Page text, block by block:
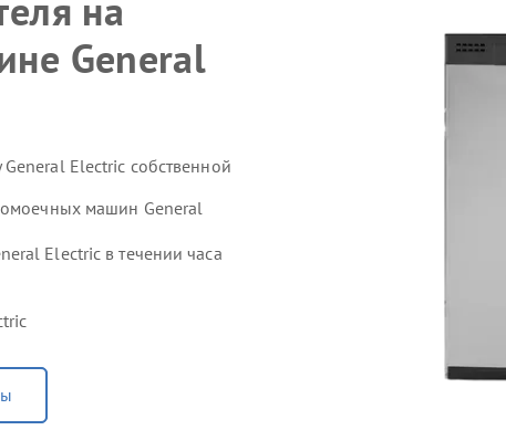
на
General
Electric собственной
машин General
Electric в течении часа